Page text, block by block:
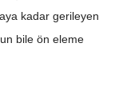
kadar gerileyen
bile ön eleme